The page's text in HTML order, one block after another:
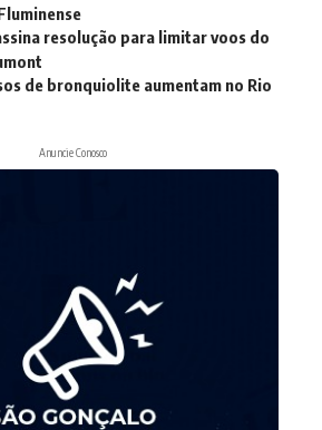
resolução para limitar voos do
de bronquiolite aumentam no Rio
Anuncie Conosco